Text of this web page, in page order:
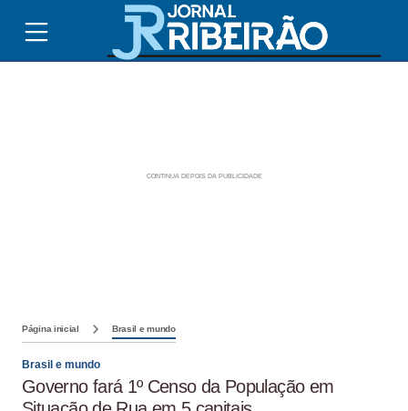
Página inicial Brasil e mundo
Brasil e mundo
Governo fará 1º Censo da População em